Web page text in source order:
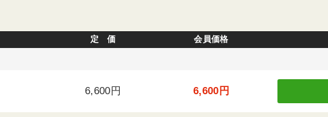
定 価 会員価格
6,600円 6,600円